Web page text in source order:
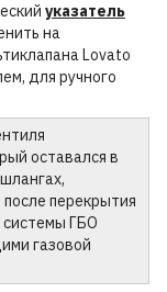
указатель
на
Lovato
для ручного
оставался в
перекрытия
системы ГБО
газовой